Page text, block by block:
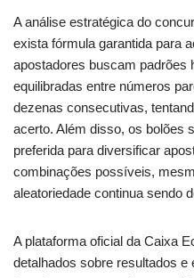
A análise estratégica do
exista fórmula garantida para
apostadores buscam padrões
equilibradas entre números
dezenas consecutivas,
acerto. Além disso, os bolões
preferida para diversificar
combinações possíveis,
aleatoriedade continua sendo
A plataforma oficial da Caixa
detalhados sobre resultados